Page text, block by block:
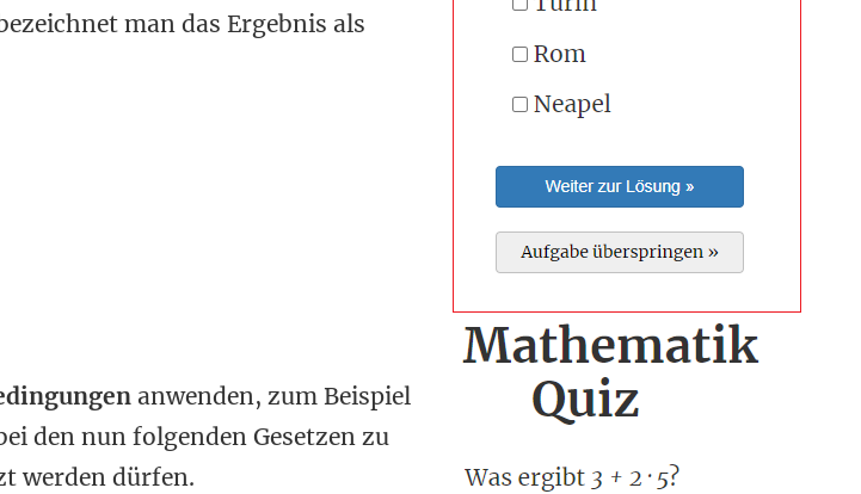
man das Ergebnis als
anwenden, zum Beispiel
den nun folgenden Gesetzen zu
werden dürfen.